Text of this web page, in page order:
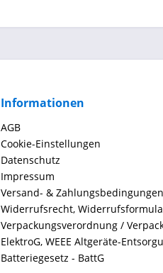
Informationen
AGB
Cookie-Einstellungen
Datenschutz
Impressum
Versand- & Zahlungsbedingungen
Widerrufsrecht,
Verpackungsverordnung /
ElektroG, WEEE Altgeräte-
Batteriegesetz - BattG